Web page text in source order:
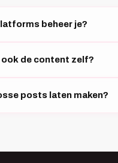
beheer je?
ook de content zelf?
posts laten maken?